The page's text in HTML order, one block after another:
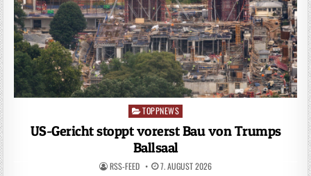
Posted
TOPPNEWS
US-Gericht stoppt vorerst Bau von Trumps
Ballsaal
RSS-FEED 7. AUGUST 2026